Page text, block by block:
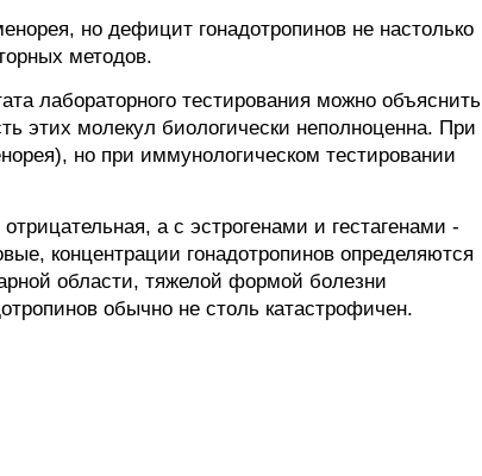
но дефицит гонадотропинов не настолько
методов.
лабораторного тестирования можно объяснить
этих молекул биологически неполноценна. При
но при иммунологическом тестировании
а с эстрогенами и гестагенами -
концентрации гонадотропинов определяются
области, тяжелой формой болезни
обычно не столь катастрофичен.